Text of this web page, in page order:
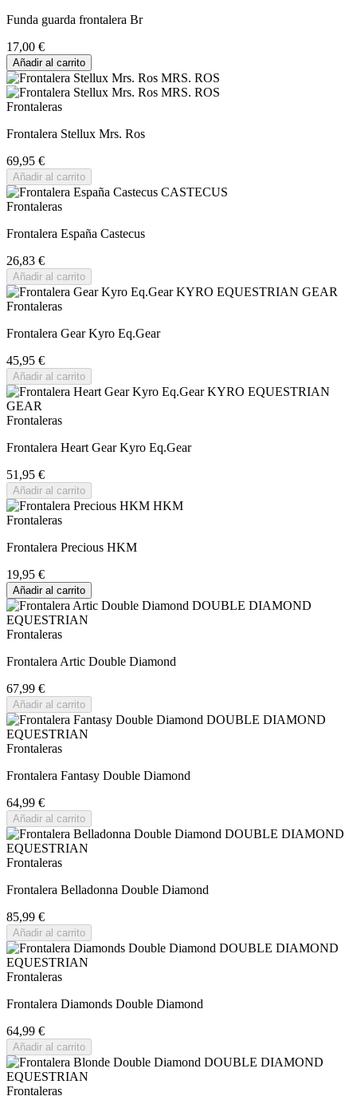
Funda guarda frontalera Br
17,00 €
Añadir al carrito
Frontaleras
Frontalera Stellux Mrs. Ros
69,95 €
Añadir al carrito
Frontaleras
Frontalera España Castecus
26,83 €
Añadir al carrito
Frontaleras
Frontalera Gear Kyro Eq.Gear
45,95 €
Añadir al carrito
Frontaleras
Frontalera Heart Gear Kyro Eq.Gear
51,95 €
Añadir al carrito
Frontaleras
Frontalera Precious HKM
19,95 €
Añadir al carrito
Frontaleras
Frontalera Artic Double Diamond
67,99 €
Añadir al carrito
Frontaleras
Frontalera Fantasy Double Diamond
64,99 €
Añadir al carrito
Frontaleras
Frontalera Belladonna Double Diamond
85,99 €
Añadir al carrito
Frontaleras
Frontalera Diamonds Double Diamond
64,99 €
Añadir al carrito
Frontaleras